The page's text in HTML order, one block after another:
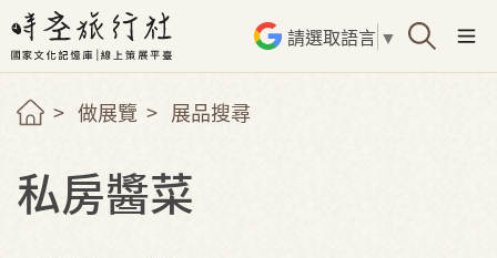
請選取語言 ▼
做展覽 展品搜尋
私房醬菜